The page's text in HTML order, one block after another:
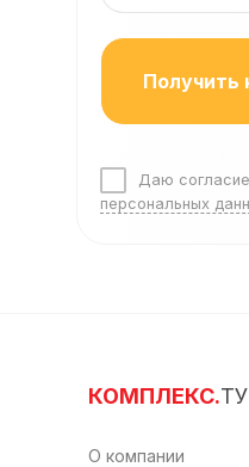
Получить
Даю
персональных
КОМПЛЕКС.
О компании